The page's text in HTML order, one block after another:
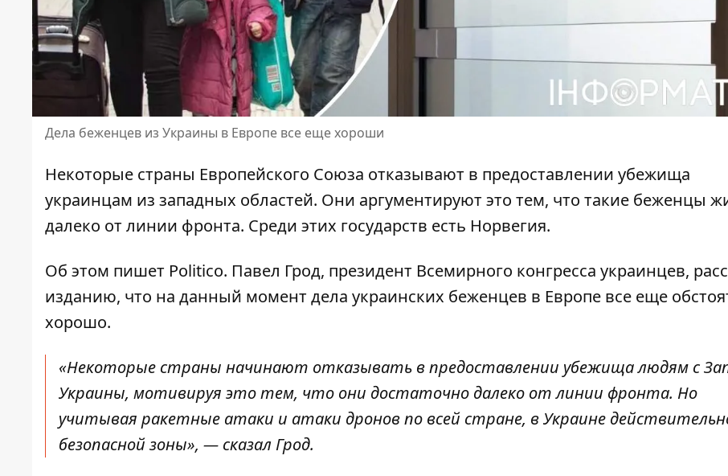
Дела беженцев из Украины в Европе все еще хороши
Некоторые страны Европейского Союза отказывают в предоставлении убежища
украинцам из западных областей. Они аргументируют это тем, что такие беженцы
далеко от линии фронта. Среди этих государств есть Норвегия.
Об этом пишет Politico. Павел Грод, президент Всемирного конгресса украинцев,
изданию, что на данный момент дела украинских беженцев в Европе все еще
хорошо.
«Некоторые страны начинают отказывать в предоставлении убежища людям с
Украины, мотивируя это тем, что они достаточно далеко от линии фронта. Но
учитывая ракетные атаки и атаки дронов по всей стране, в Украине
безопасной зоны», — сказал Грод.